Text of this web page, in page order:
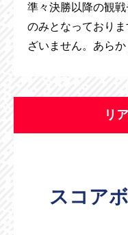
準々決勝以降の観
のみとなっており
ざいません。あらか
リ
スコア